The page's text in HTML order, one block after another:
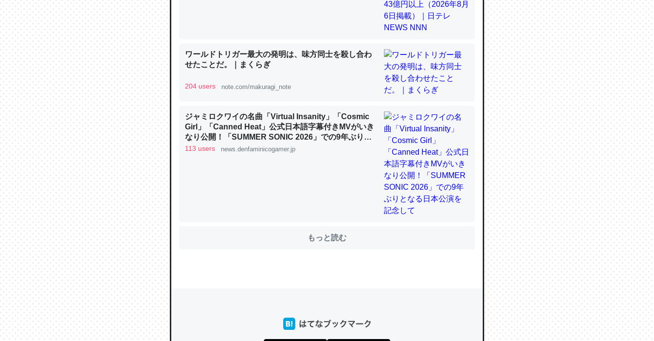
─ニュース :: 【研究発表】昆虫学の大問題＝「昆虫はなぜ海にいないのか」に関する新仮説
これを元に考えるとカルシウムを大量に使う脊椎動物と貝類は苦労してるんだな…。腹足
類だと殻を無くしてナメクジになったり努力してるし。
ウチもEchoを実家に置いて４年。でたまに覗いてる。ぼちぼちRingも置こうかと画策
中。あと、Googleマップで位置情報を共有してる。電池残量や充電中かが分かるのでこ
─たまにLINEするくらいだった遠方の父67歳と僕。ITツール導入でコミュニケーションが劇的に変化し
ワールドトリガー最大の発明は、味方同士を殺し合わ
せたことだ。｜まくらぎ
204 users note.com/makuragi_note
ジャミロクワイの名曲「Virtual Insanity」「Cosmic
Girl」「Canned Heat」公式日本語字幕付きMVがいき
なり公開！「SUMMER SONIC 2026」での9年ぶりと
なる日本公演を記念して
113 users news.denfaminicogamer.jp
もっと読む